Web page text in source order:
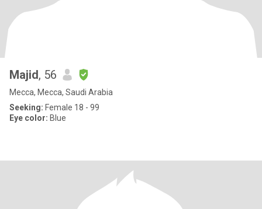
Majid, 56
Mecca, Mecca, Saudi Arabia
Seeking: Female 18 - 99
Eye color: Blue